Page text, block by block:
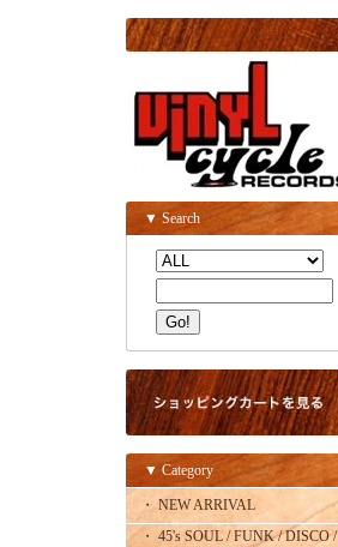
▼ Search
▼ Category
・ NEW ARRIVAL
・ 45's SOUL / FUNK / DISCO /